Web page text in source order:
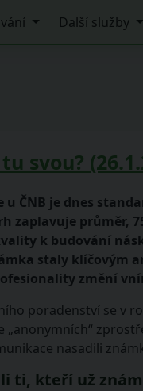
Další služby
svou?
u ČNB je dnes
zaplavuje průměr,
k budování
staly klíčovým
změní
poradenství se v
„anonymních“
nasadili
ti, kteří už